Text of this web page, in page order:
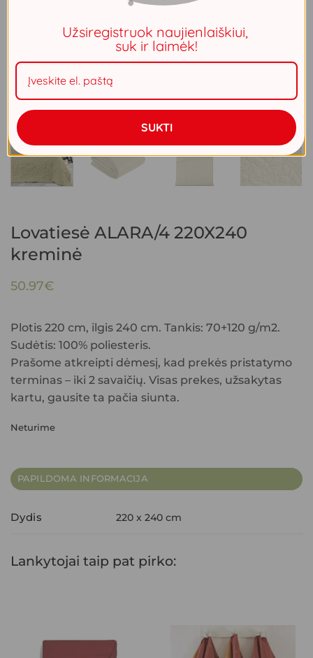
Lovatiesė ALARA/4 220X240
kreminė
50.97€
Plotis 220 cm, ilgis 240 cm. Tankis: 70+120 g/m2.
Sudėtis: 100% poliesteris.
Prašome atkreipti dėmesį, kad prekės pristatymo
terminas – iki 2 savaičių. Visas prekes, užsakytas
kartu, gausite ta pačia siunta.
Neturime
PAPILDOMA INFORMACIJA
Dydis 220 x 240 cm
Lankytojai taip pat pirko:
Užsiregistruok naujienlaiškiui,
suk ir laimėk!
SUKTI